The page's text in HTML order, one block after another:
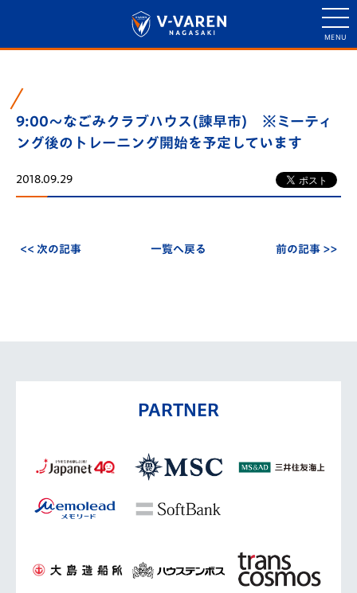
9:00～なごみクラブハウス(諫早市) ※ミーティ
ング後のトレーニング開始を予定しています
2018.09.29
<< 次の記事 一覧へ戻る 前の記事 >>
PARTNER